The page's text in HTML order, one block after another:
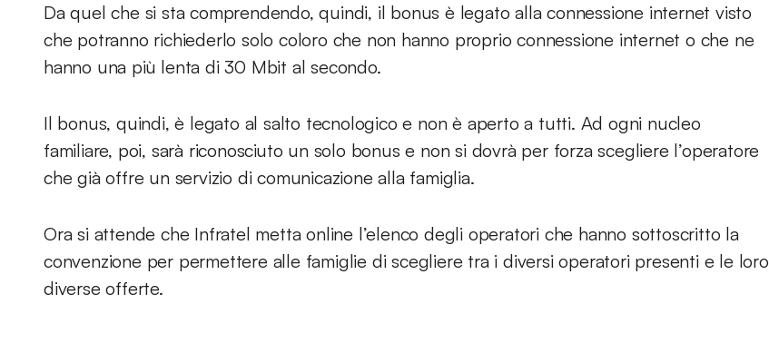
Da quel che si sta comprendendo, quindi, il bonus è legato alla connessione internet visto
che potranno richiederlo solo coloro che non hanno proprio connessione internet o che ne
hanno una più lenta di 30 Mbit al secondo.
Il bonus, quindi, è legato al salto tecnologico e non è aperto a tutti. Ad ogni nucleo
familiare, poi, sarà riconosciuto un solo bonus e non si dovrà per forza scegliere l’operatore
che già offre un servizio di comunicazione alla famiglia.
Ora si attende che Infratel metta online l’elenco degli operatori che hanno sottoscritto la
convenzione per permettere alle famiglie di scegliere tra i diversi operatori presenti e le loro
diverse offerte.